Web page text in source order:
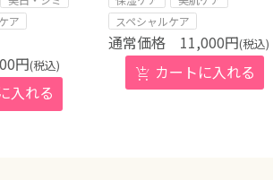
ア
円(税込)
スペシャルケア
11,000円(税込)